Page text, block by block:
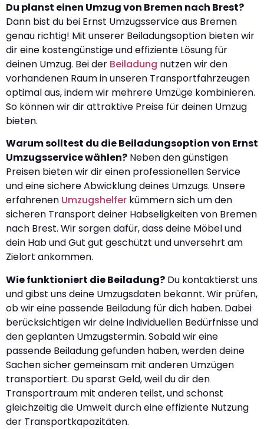
Du planst einen Umzug von Bremen nach Brest?
Dann bist du bei Ernst Umzugsservice aus Bremen
genau richtig! Mit unserer Beiladungsoption bieten wir
dir eine kostengünstige und effiziente Lösung für
deinen Umzug. Bei der Beiladung nutzen wir den
vorhandenen Raum in unseren Transportfahrzeugen
optimal aus, indem wir mehrere Umzüge kombinieren.
So können wir dir attraktive Preise für deinen Umzug
bieten.
Warum solltest du die Beiladungsoption von Ernst
Umzugsservice wählen? Neben den günstigen
Preisen bieten wir dir einen professionellen Service
und eine sichere Abwicklung deines Umzugs. Unsere
erfahrenen Umzugshelfer kümmern sich um den
sicheren Transport deiner Habseligkeiten von Bremen
nach Brest. Wir sorgen dafür, dass deine Möbel und
dein Hab und Gut gut geschützt und unversehrt am
Zielort ankommen.
Wie funktioniert die Beiladung? Du kontaktierst uns
und gibst uns deine Umzugsdaten bekannt. Wir prüfen,
ob wir eine passende Beiladung für dich haben. Dabei
berücksichtigen wir deine individuellen Bedürfnisse und
den geplanten Umzugstermin. Sobald wir eine
passende Beiladung gefunden haben, werden deine
Sachen sicher gemeinsam mit anderen Umzügen
transportiert. Du sparst Geld, weil du dir den
Transportraum mit anderen teilst, und schonst
gleichzeitig die Umwelt durch eine effiziente Nutzung
der Transportkapazitäten.